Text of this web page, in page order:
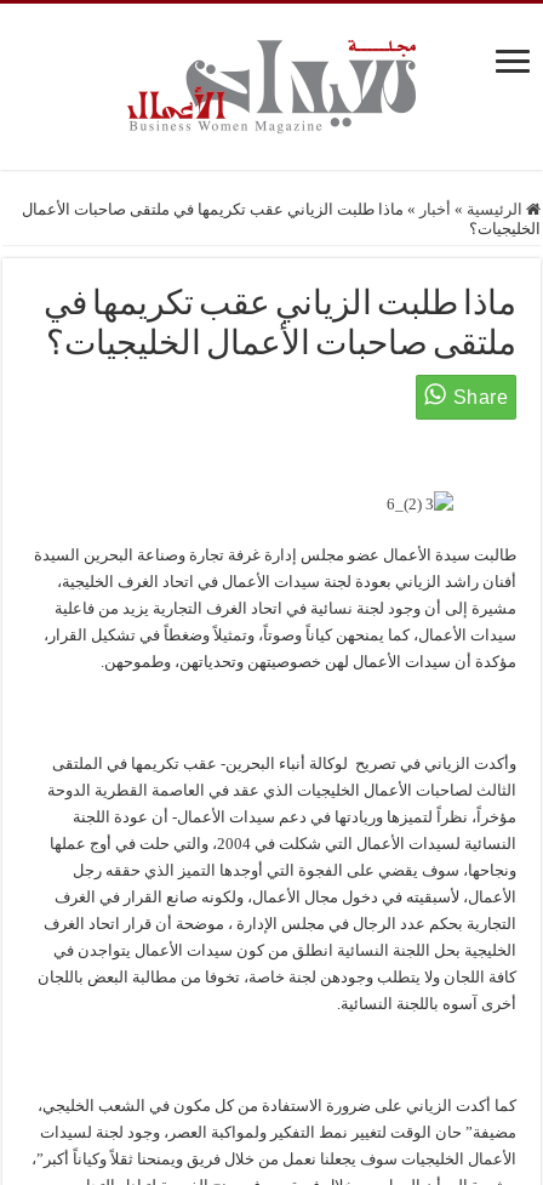
الرئيسية » أخبار » ماذا طلبت الزياني عقب تكريمها في ملتقى صاحبات الأعمال
الخليجيات؟
ماذا طلبت الزياني عقب تكريمها في
ملتقى صاحبات الأعمال الخليجيات؟
طالبت سيدة الأعمال عضو مجلس إدارة غرفة تجارة وصناعة البحرين السيدة
أفنان راشد الزياني بعودة لجنة سيدات الأعمال في اتحاد الغرف الخليجية،
مشيرة إلى أن وجود لجنة نسائية في اتحاد الغرف التجارية يزيد من فاعلية
سيدات الأعمال، كما يمنحهن كياناً وصوتاً، وتمثيلاً وضغطاً في تشكيل القرار،
مؤكدة أن سيدات الأعمال لهن خصوصيتهن وتحدياتهن، وطموحهن.
وأكدت الزياني في تصريح لوكالة أنباء البحرين- عقب تكريمها في الملتقى
الثالث لصاحبات الأعمال الخليجيات الذي عقد في العاصمة القطرية الدوحة
مؤخراً، نظراً لتميزها وريادتها في دعم سيدات الأعمال- أن عودة اللجنة
النسائية لسيدات الأعمال التي شكلت في 2004، والتي حلت في أوج عملها
ونجاحها، سوف يقضي على الفجوة التي أوجدها التميز الذي حققه رجل
الأعمال، لأسبقيته في دخول مجال الأعمال، ولكونه صانع القرار في الغرف
التجارية بحكم عدد الرجال في مجلس الإدارة ، موضحة أن قرار اتحاد الغرف
الخليجية بحل اللجنة النسائية انطلق من كون سيدات الأعمال يتواجدن في
كافة اللجان ولا يتطلب وجودهن لجنة خاصة، تخوفا من مطالبة البعض باللجان
أخرى آسوه باللجنة النسائية.
كما أكدت الزياني على ضرورة الاستفادة من كل مكون في الشعب الخليجي،
مضيفة” حان الوقت لتغيير نمط التفكير ولمواكبة العصر، وجود لجنة لسيدات
الأعمال الخليجيات سوف يجعلنا نعمل من خلال فريق ويمنحنا ثقلاً وكياناً أكبر”،